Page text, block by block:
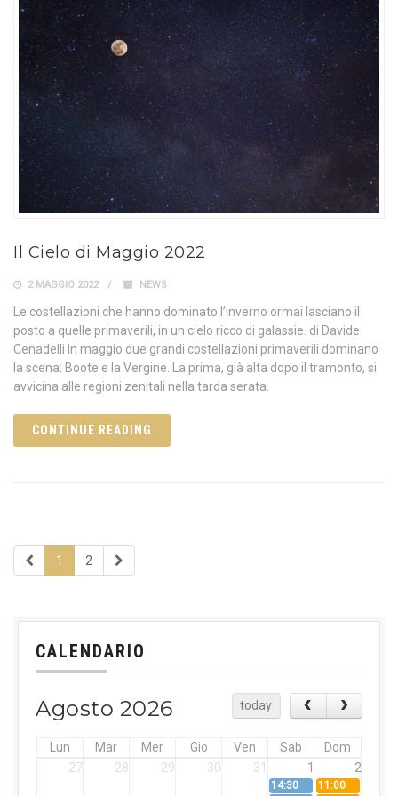
Il Cielo di Maggio 2022
2 MAGGIO 2022 NEWS
Le costellazioni che hanno dominato l’inverno ormai lasciano il
posto a quelle primaverili, in un cielo ricco di galassie. di Davide
Cenadelli In maggio due grandi costellazioni primaverili dominano
la scena: Boote e la Vergine. La prima, già alta dopo il tramonto, si
avvicina alle regioni zenitali nella tarda serata.
CONTINUE READING
1 2
CALENDARIO
Agosto 2026 today
Lun Mar Mer Gio Ven Sab
Dom
27
28 29 30 31 1 2
14:30
11:00